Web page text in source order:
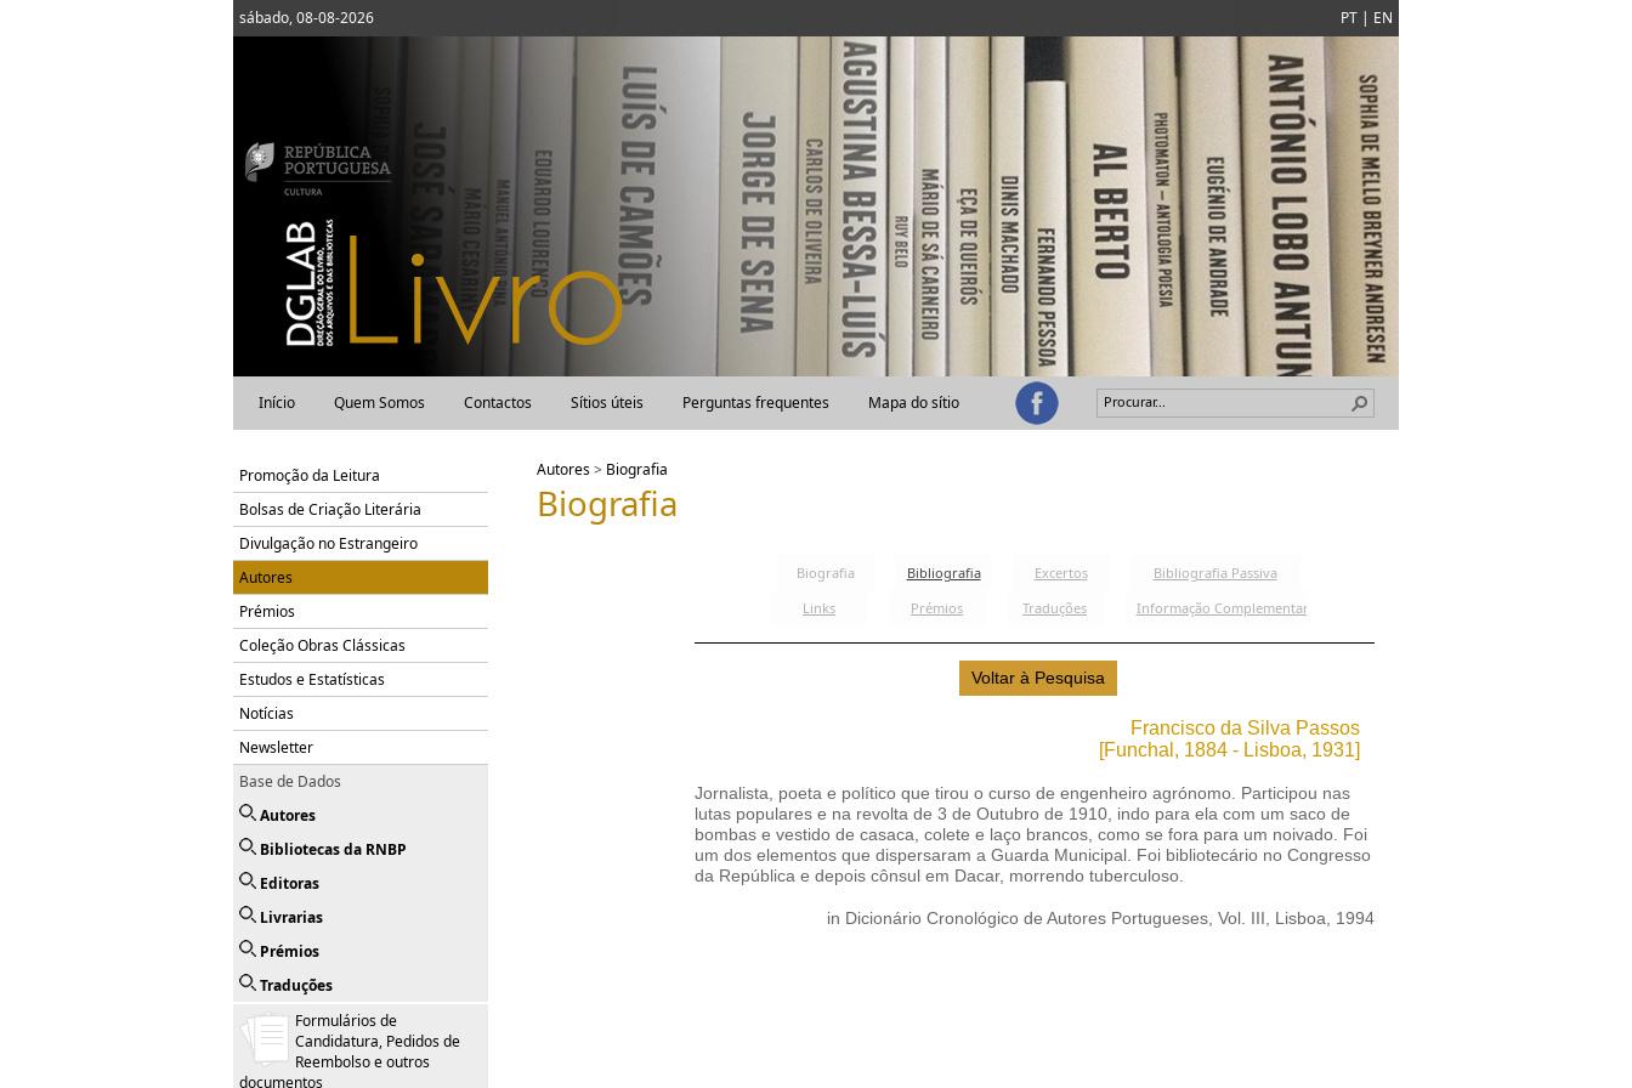
sábado, 08-08-2026 PT | EN
Início Quem Somos Contactos Sítios úteis Perguntas frequentes Mapa do sítio
Promoção da Leitura
Bolsas de Criação Literária
Divulgação no Estrangeiro
Autores
Prémios
Coleção Obras Clássicas
Estudos e Estatísticas
Notícias
Newsletter
Base de Dados
Autores
Bibliotecas da RNBP
Editoras
Livrarias
Prémios
Traduções
Formulários de
Candidatura, Pedidos de
Reembolso e outros
documentos
Autores> Biografia
Biografia
Francisco da Silva Passos
[Funchal, 1884 - Lisboa, 1931]
Jornalista, poeta e político que tirou o curso de engenheiro agrónomo. Participou nas
lutas populares e na revolta de 3 de Outubro de 1910, indo para ela com um saco de
bombas e vestido de casaca, colete e laço brancos, como se fora para um noivado. Foi
um dos elementos que dispersaram a Guarda Municipal. Foi bibliotecário no Congresso
da República e depois cônsul em Dacar, morrendo tuberculoso.
in Dicionário Cronológico de Autores Portugueses, Vol. III, Lisboa, 1994